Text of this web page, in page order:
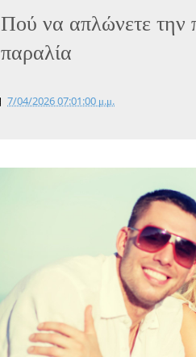
Πού να απλώνετε την
παραλία
7/04/2026 07:01:00 μ.μ.